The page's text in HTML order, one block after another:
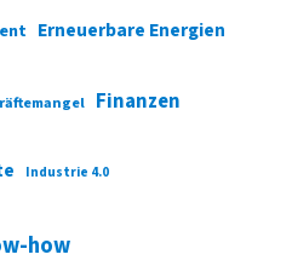
Erneuerbare Energien
Finanzen
Industrie 4.0
how